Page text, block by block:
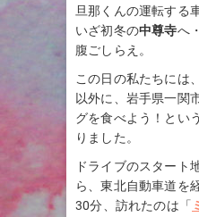
旦那くんの運転する
いざ初冬の中尊寺へ
腹ごしらえ。
この日の私たちには、
以外に、岩手県一関
グを食べよう！とい
りました。
ドライブのスタート
ら、東北自動車道を
30分、訪れたのは「